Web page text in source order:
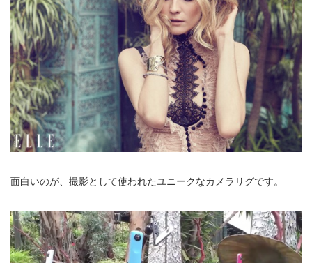
面白いのが、撮影として使われたユニークなカメラリグです。